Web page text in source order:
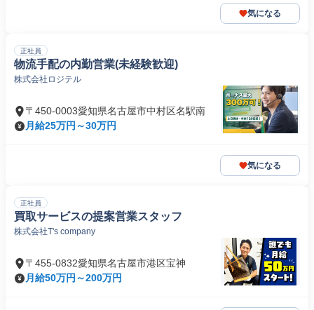
気になる
正社員
物流手配の内勤営業(未経験歓迎)
株式会社ロジテル
〒450-0003愛知県名古屋市中村区名駅南
月給25万円～30万円
気になる
正社員
買取サービスの提案営業スタッフ
株式会社T's company
〒455-0832愛知県名古屋市港区宝神
月給50万円～200万円